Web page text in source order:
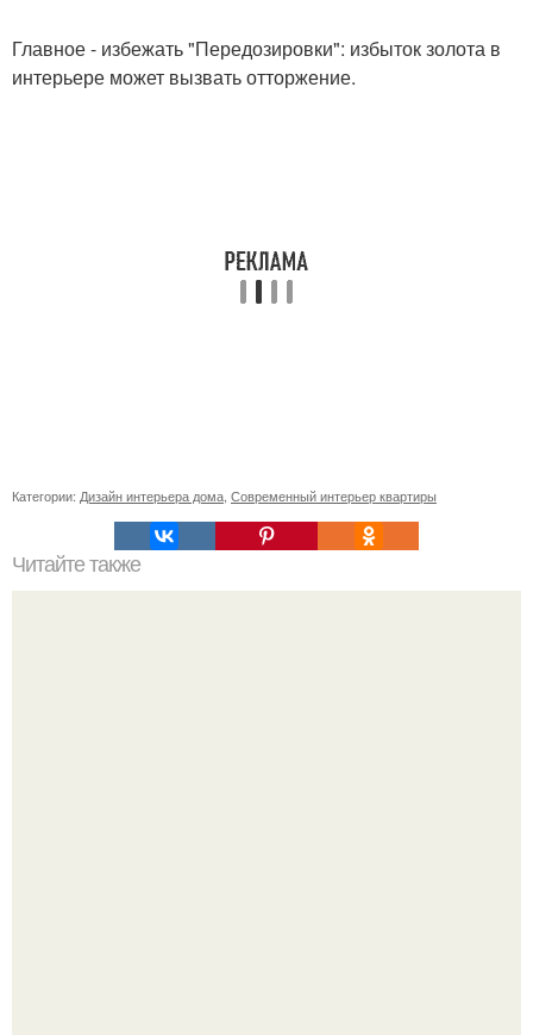
Главное - избежать "Передозировки": избыток золота в
интерьере может вызвать отторжение.
Категории: Дизайн интерьера дома, Современный интерьер квартиры
Читайте также